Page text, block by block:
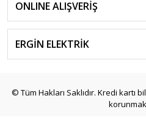
ONLINE ALIŞVERİŞ
ERGİN ELEKTRİK
© Tüm Hakları Saklıdır. Kredi kartı